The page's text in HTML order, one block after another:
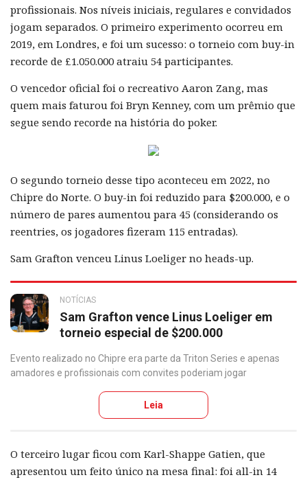
profissionais. Nos níveis iniciais, regulares e convidados
jogam separados. O primeiro experimento ocorreu em
2019, em Londres, e foi um sucesso: o torneio com buy-in
recorde de £1.050.000 atraiu 54 participantes.
O vencedor oficial foi o recreativo Aaron Zang, mas
quem mais faturou foi Bryn Kenney, com um prêmio que
segue sendo recorde na história do poker.
O segundo torneio desse tipo aconteceu em 2022, no
Chipre do Norte. O buy-in foi reduzido para $200.000, e o
número de pares aumentou para 45 (considerando os
reentries, os jogadores fizeram 115 entradas).
Sam Grafton venceu Linus Loeliger no heads-up.
NOTÍCIAS
Sam Grafton vence Linus Loeliger em
torneio especial de $200.000
Evento realizado no Chipre era parte da Triton Series e apenas
amadores e profissionais com convites poderiam jogar
Leia
O terceiro lugar ficou com Karl-Shappe Gatien, que
apresentou um feito único na mesa final: foi all-in 14